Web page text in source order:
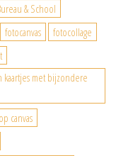
& School
fotocanvas
fotocollage
kaartjes met bijzondere
canvas